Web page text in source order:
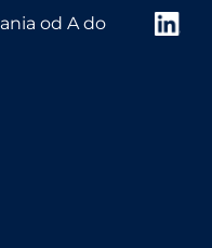
od A do